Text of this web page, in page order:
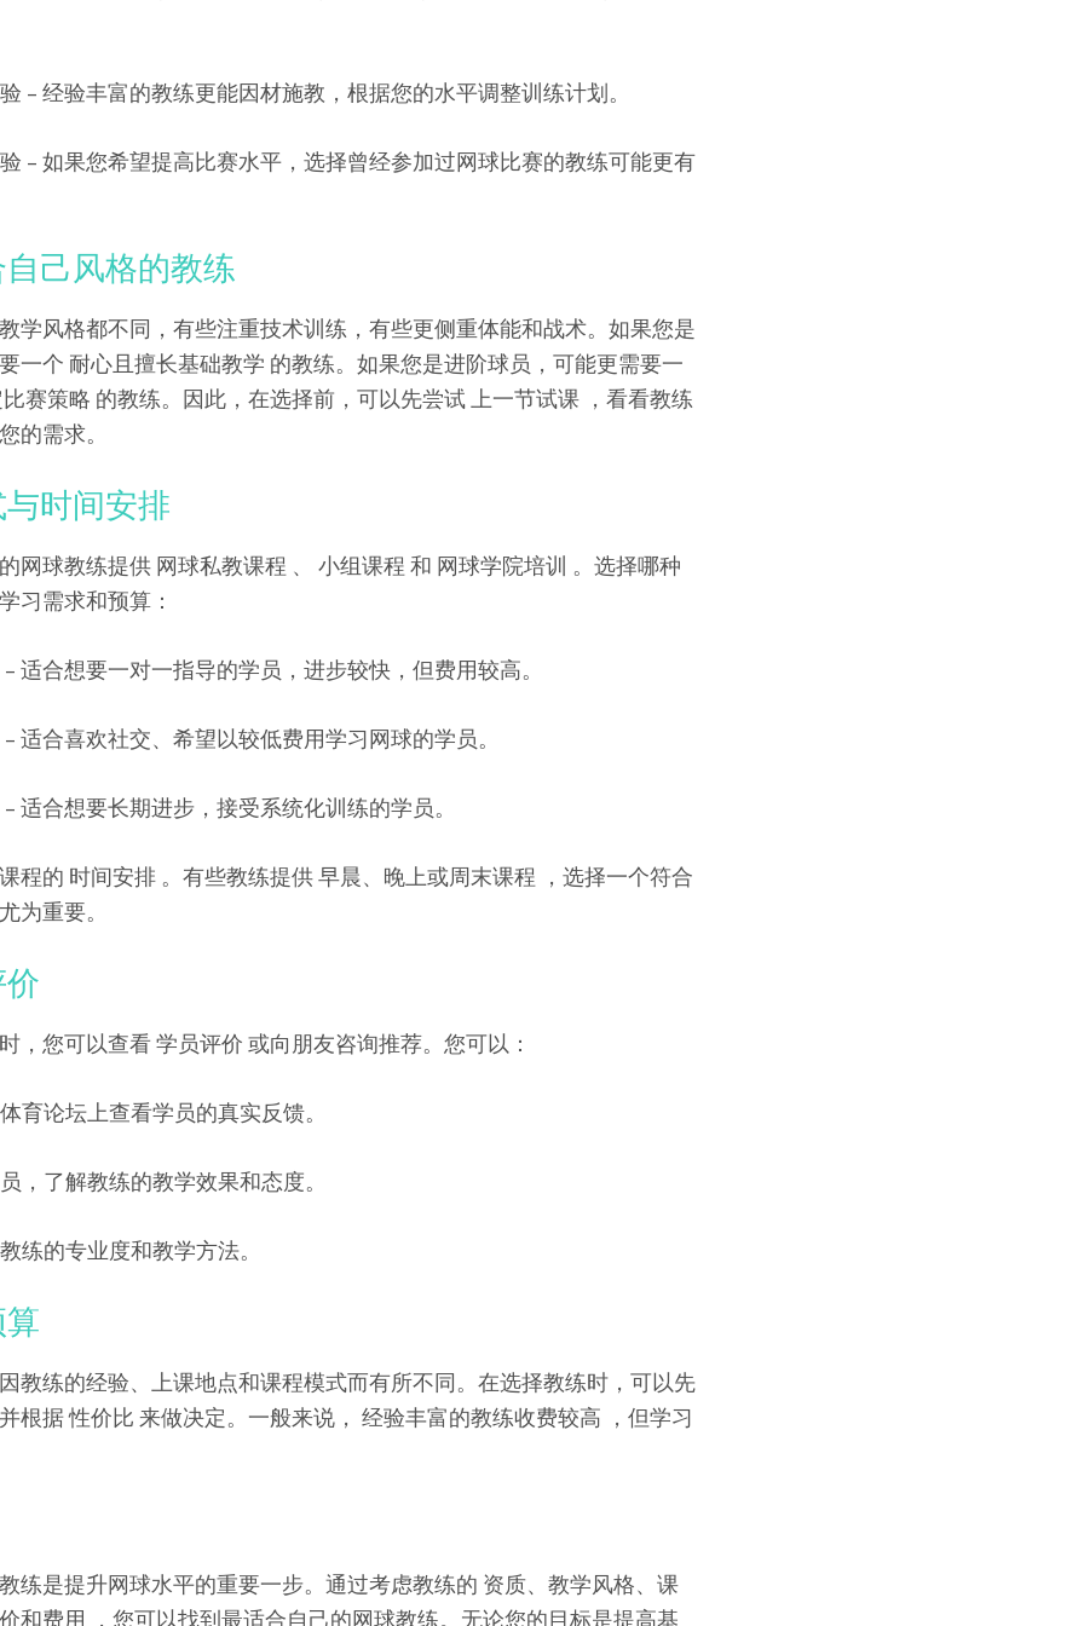
– 经验丰富的教练更能因材施教，根据您的水平调整训练计划。
– 如果您希望提高比赛水平，选择曾经参加过网球比赛的教练可能更有
己风格的教练
学风格都不同，有些注重技术训练，有些更侧重体能和战术。如果您是
一个 耐心且擅长基础教学 的教练。如果您是进阶球员，可能更需要一
赛策略 的教练。因此，在选择前，可以先尝试 上一节试课 ，看看教练
的需求。
时间安排
网球教练提供 网球私教课程 、 小组课程 和 网球学院培训 。选择哪种
习需求和预算：
适合想要一对一指导的学员，进步较快，但费用较高。
适合喜欢社交、希望以较低费用学习网球的学员。
适合想要长期进步，接受系统化训练的学员。
程的 时间安排 。有些教练提供 早晨、晚上或周末课程 ，选择一个符合
为重要。
，您可以查看 学员评价 或向朋友咨询推荐。您可以：
育论坛上查看学员的真实反馈。
，了解教练的教学效果和态度。
练的专业度和教学方法。
教练的经验、上课地点和课程模式而有所不同。在选择教练时，可以先
根据 性价比 来做决定。一般来说， 经验丰富的教练收费较高 ，但学习
练是提升网球水平的重要一步。通过考虑教练的 资质、教学风格、课
和费用 ，您可以找到最适合自己的网球教练。无论您的目标是提高基